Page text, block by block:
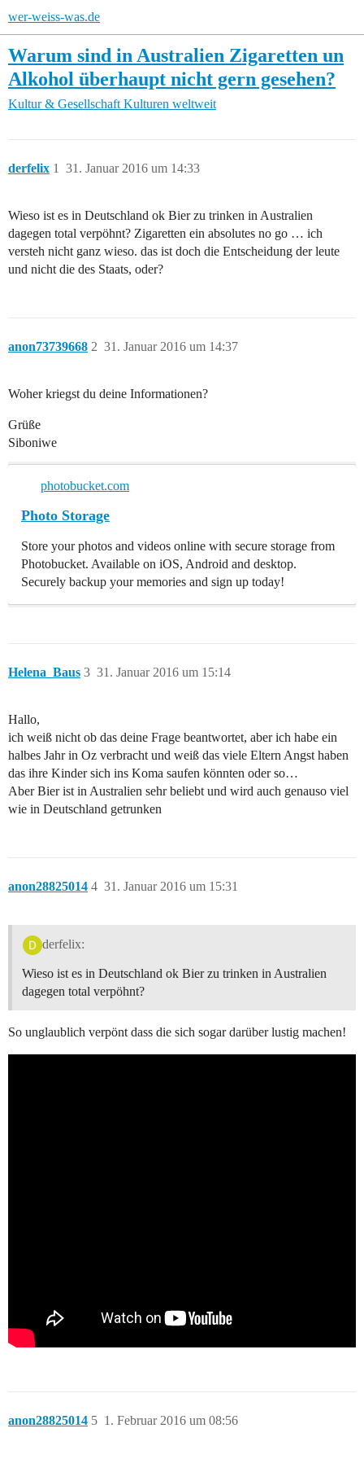
wer-weiss-was.de
Warum sind in Australien Zigaretten un
Alkohol überhaupt nicht gern gesehen?
Kultur & Gesellschaft Kulturen weltweit
derfelix 31. Januar 2016 um 14:33
1
Wieso ist es in Deutschland ok Bier zu trinken in Australien
dagegen total verpöhnt? Zigaretten ein absolutes no go … ich
versteh nicht ganz wieso. das ist doch die Entscheidung der leute
und nicht die des Staats, oder?
anon73739668 31. Januar 2016 um 14:37
2
Woher kriegst du deine Informationen?
Grüße
Siboniwe
photobucket.com
Photo Storage
Store your photos and videos online with secure storage from
Photobucket. Available on iOS, Android and desktop.
Securely backup your memories and sign up today!
Helena_Baus 31. Januar 2016 um 15:14
3
Hallo,
ich weiß nicht ob das deine Frage beantwortet, aber ich habe ein
halbes Jahr in Oz verbracht und weiß das viele Eltern Angst haben
das ihre Kinder sich ins Koma saufen könnten oder so…
Aber Bier ist in Australien sehr beliebt und wird auch genauso viel
wie in Deutschland getrunken
anon28825014 31. Januar 2016 um 15:31
4
derfelix:
Wieso ist es in Deutschland ok Bier zu trinken in Australien
dagegen total verpöhnt?
So unglaublich verpönt dass die sich sogar darüber lustig machen!
anon28825014 1. Februar 2016 um 08:56
5